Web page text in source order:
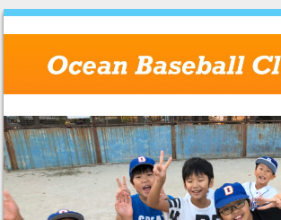
Menu
Skip to content